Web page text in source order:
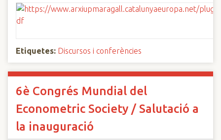
Etiquetes: Discursos i conferències
6è Congrés Mundial del
Econometric Society / Salutació a
la inauguració